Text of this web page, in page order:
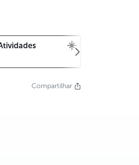
Compartilhar